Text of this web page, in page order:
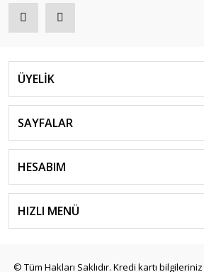
ÜYELİK
SAYFALAR
HESABIM
HIZLI MENÜ
© Tüm Hakları Saklıdır. Kredi kartı